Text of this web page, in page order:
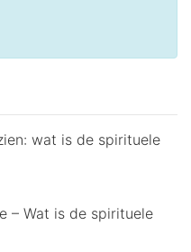
wat is de spirituele
– Wat is de spirituele